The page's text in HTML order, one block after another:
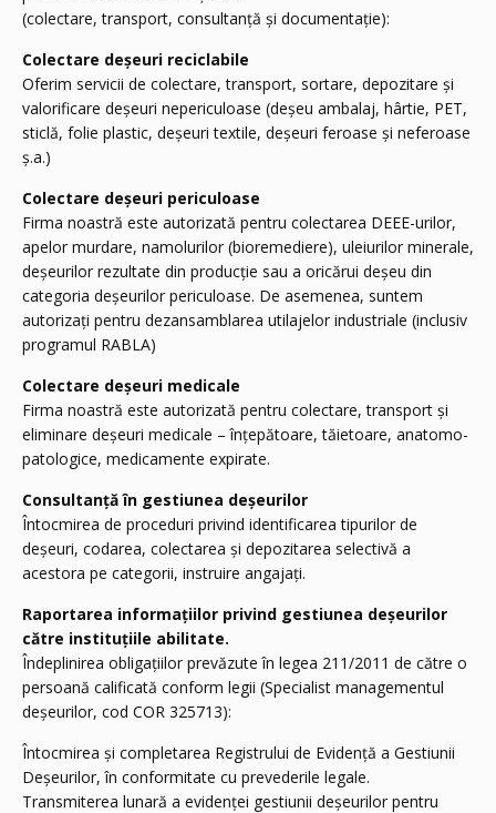
(colectare, transport, consultanță și documentație):
Colectare deșeuri reciclabile
Oferim servicii de colectare, transport, sortare, depozitare și
valorificare deșeuri nepericuloase (deșeu ambalaj, hârtie, PET,
sticlă, folie plastic, deșeuri textile, deșeuri feroase și neferoase
ș.a.)
Colectare deșeuri periculoase
Firma noastră este autorizată pentru colectarea DEEE-urilor,
apelor murdare, namolurilor (bioremediere), uleiurilor minerale,
deșeurilor rezultate din producție sau a oricărui deșeu din
categoria deșeurilor periculoase. De asemenea, suntem
autorizați pentru dezansamblarea utilajelor industriale (inclusiv
programul RABLA)
Colectare deșeuri medicale
Firma noastră este autorizată pentru colectare, transport și
eliminare deșeuri medicale – înțepătoare, tăietoare, anatomo-
patologice, medicamente expirate.
Consultanță în gestiunea deșeurilor
Întocmirea de proceduri privind identificarea tipurilor de
deșeuri, codarea, colectarea și depozitarea selectivă a
acestora pe categorii, instruire angajați.
Raportarea informațiilor privind gestiunea deșeurilor
către instituțiile abilitate.
Îndeplinirea obligațiilor prevăzute în legea 211/2011 de către o
persoană calificată conform legii (Specialist managementul
deșeurilor, cod COR 325713):
Întocmirea și completarea Registrului de Evidență a Gestiunii
Deșeurilor, în conformitate cu prevederile legale.
Transmiterea lunară a evidenței gestiunii deșeurilor pentru